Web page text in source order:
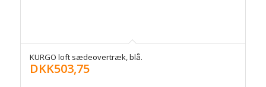
KURGO loft sædeovertræk, blå.
DKK503,75